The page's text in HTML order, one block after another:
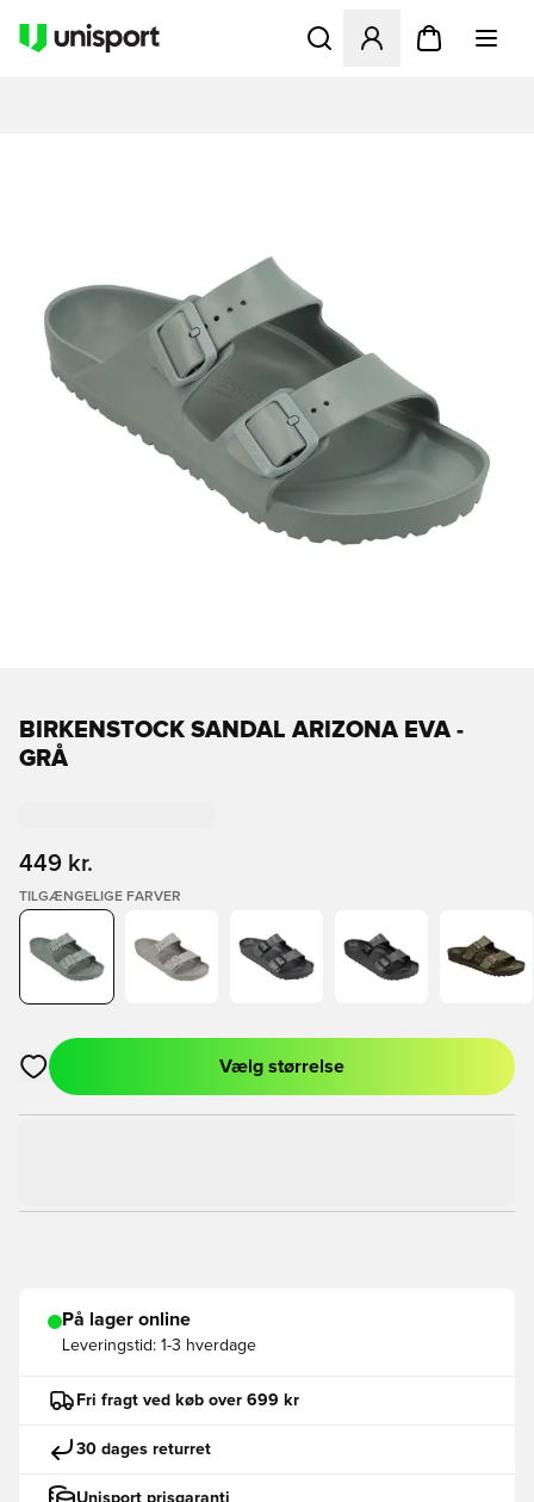
Åbner en Modal til at
BIRKENSTOCK SANDAL ARIZONA EVA -
GRÅ
449 kr.
TILGÆNGELIGE FARVER
Åbner en Modal til at logge ind eller tilmelde dig som medlem
Vælg størrelse
På lager online
Leveringstid: 1-3 hverdage
Fri fragt ved køb over 699 kr
30 dages returret
Unisport prisgaranti